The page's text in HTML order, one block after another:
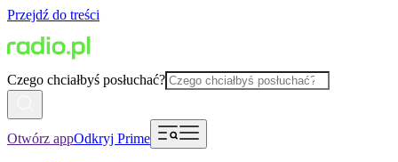
Przejdź do treści
Czego chciałbyś posłuchać?
Otwórz appOdkryj Prime